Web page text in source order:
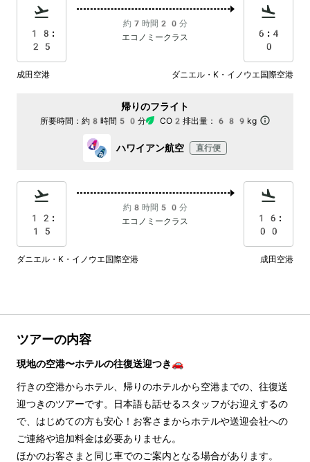
18:
25
約7時間20分
エコノミークラス
6:4
0
成田空港 ダニエル・K・イノウエ国際空港
帰りのフライト
所要時間： 約8時間50分 CO2排出量： 689kg
ハワイアン航空 直行便
12:
15
約8時間50分
エコノミークラス
16:
00
ダニエル・K・イノウエ国際空港 成田空港
ツアーの内容
現地の空港〜ホテルの往復送迎つき🚗
行きの空港からホテル、帰りのホテルから空港までの、往復送
迎つきのツアーです。日本語も話せるスタッフがお迎えするの
で、はじめての方も安心！お客さまからホテルや送迎会社への
ご連絡や追加料金は必要ありません。
ほかのお客さまと同じ車でのご案内となる場合があります。